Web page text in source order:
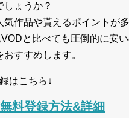
しょうか？
作品や貰えるポイントが
と比べても圧倒的に安
すすめします。
はこちら↓
料登録方法&詳細